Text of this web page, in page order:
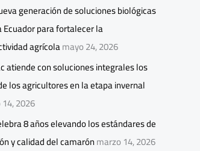
generación de soluciones biológicas
Ecuador para fortalecer la
agrícolamayo 24, 2026
atiende con soluciones integrales los
los agricultores en la etapa invernal
2026
8 años elevando los estándares de
y calidad del camarónmarzo 14, 2026